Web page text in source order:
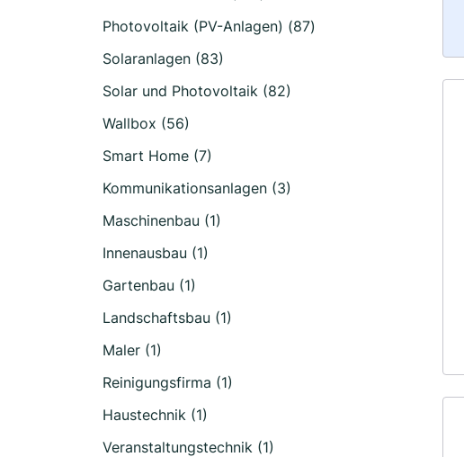
Photovoltaik (PV-Anlagen) (87)
Solaranlagen (83)
Solar und Photovoltaik (82)
Wallbox (56)
Smart Home (7)
Kommunikationsanlagen (3)
Maschinenbau (1)
Innenausbau (1)
Gartenbau (1)
Landschaftsbau (1)
Maler (1)
Reinigungsfirma (1)
Haustechnik (1)
Veranstaltungstechnik (1)